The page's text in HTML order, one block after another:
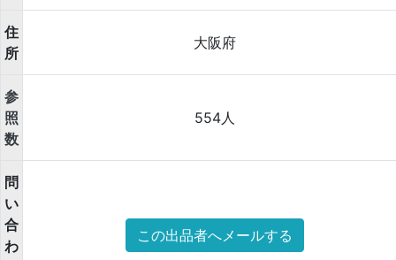
住
所
大阪府
参
照
数
554人
問
い
合
わ
この出品者へメールする